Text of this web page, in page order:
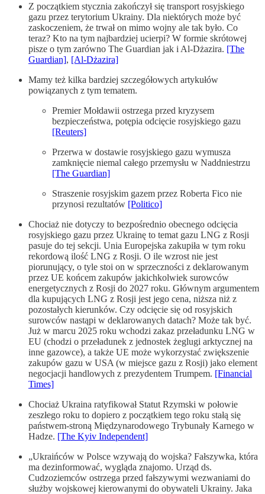
Z początkiem stycznia zakończył się transport rosyjskiego
gazu przez terytorium Ukrainy. Dla niektórych może być
zaskoczeniem, że trwał on mimo wojny ale tak było. Co
teraz? Kto na tym najbardziej ucierpi? W formie skrótowej
pisze o tym zarówno The Guardian jak i Al-Dżazira. [The
Guardian], [Al-Dżazira]
Mamy też kilka bardziej szczegółowych artykułów
powiązanych z tym tematem.
Premier Mołdawii ostrzega przed kryzysem
bezpieczeństwa, potępia odcięcie rosyjskiego gazu
[Reuters]
Przerwa w dostawie rosyjskiego gazu wymusza
zamknięcie niemal całego przemysłu w Naddniestrzu
[The Guardian]
Straszenie rosyjskim gazem przez Roberta Fico nie
przynosi rezultatów [Politico]
Chociaż nie dotyczy to bezpośrednio obecnego odcięcia
rosyjskiego gazu przez Ukrainę to temat gazu LNG z Rosji
pasuje do tej sekcji. Unia Europejska zakupiła w tym roku
rekordową ilość LNG z Rosji. O ile wzrost nie jest
piorunujący, o tyle stoi on w sprzeczności z deklarowanym
przez UE końcem zakupów jakichkolwiek surowców
energetycznych z Rosji do 2027 roku. Głównym argumentem
dla kupujących LNG z Rosji jest jego cena, niższa niż z
pozostałych kierunków. Czy odcięcie się od rosyjskich
surowców nastąpi w deklarowanych datach? Może tak być.
Już w marcu 2025 roku wchodzi zakaz przeładunku LNG w
EU (chodzi o przeładunek z jednostek żeglugi arktycznej na
inne gazowce), a także UE może wykorzystać zwiększenie
zakupów gazu w USA (w miejsce gazu z Rosji) jako element
negocjacji handlowych z prezydentem Trumpem. [Financial
Times]
Chociaż Ukraina ratyfikował Statut Rzymski w połowie
zeszłego roku to dopiero z początkiem tego roku stałą się
państwem-stroną Międzynarodowego Trybunały Karnego w
Hadze. [The Kyiv Independent]
„Ukraińców w Polsce wzywają do wojska? Fałszywka, która
ma dezinformować, wygląda znajomo. Urząd ds.
Cudzoziemców ostrzega przed fałszywymi wezwaniami do
służby wojskowej kierowanymi do obywateli Ukrainy. Jaka